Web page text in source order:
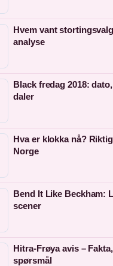
Hvem vant
analyse
Black fredag 2018:
daler
Hva er klokka nå?
Norge
Bend It Like Beckham:
scener
Hitra-Frøya avis –
spørsmål